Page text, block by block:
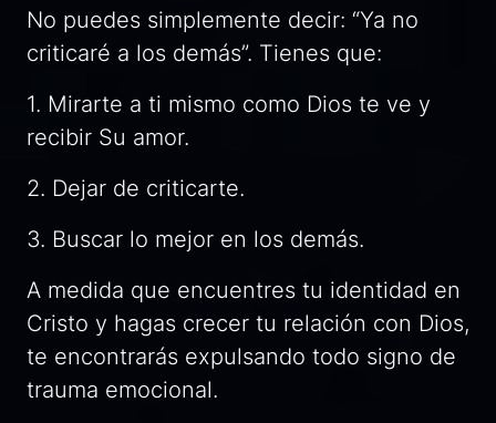
No puedes simplemente decir: “Ya no
criticaré a los demás”. Tienes que:
1. Mirarte a ti mismo como Dios te ve y
recibir Su amor.
2. Dejar de criticarte.
3. Buscar lo mejor en los demás.
A medida que encuentres tu identidad en
Cristo y hagas crecer tu relación con Dios,
te encontrarás expulsando todo signo de
trauma emocional.